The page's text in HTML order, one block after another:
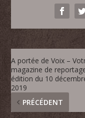
A portée de Voix –
magazine de
édition du 10
2019
PRÉCÉDENT